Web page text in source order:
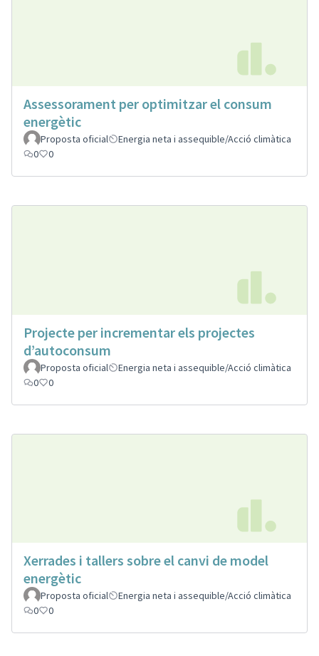
Assessorament per optimitzar el consum
energètic
Proposta oficial
Energia neta i assequible/Acció climàtica
0
0
Projecte per incrementar els projectes
d’autoconsum
Proposta oficial
Energia neta i assequible/Acció climàtica
0
0
Xerrades i tallers sobre el canvi de model
energètic
Proposta oficial
Energia neta i assequible/Acció climàtica
0
0